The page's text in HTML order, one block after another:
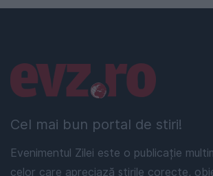
Cel mai bun portal de stiri!
Evenimentul Zilei este o publicație
celor care apreciază știrile corecte,
Linkuri utile